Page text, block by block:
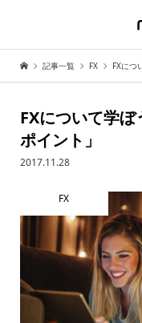
記事一覧 FX FXにつ
FXについて学
ポイント」
2017.11.28
FX